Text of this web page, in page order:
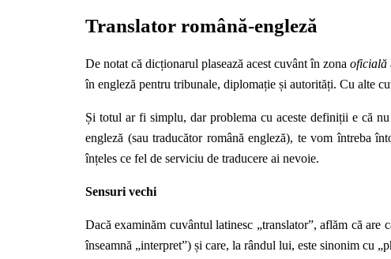
Translator română-engleză
De notat că dicționarul plasează acest cuvânt în zona oficială
în engleză pentru tribunale, diplomație și autorități. Cu alte
Și totul ar fi simplu, dar problema cu aceste definiții e că
engleză (sautraducător română engleză), te vom întreba
înțeles ce fel de serviciu de traducere ai nevoie.
Sensuri vechi
Dacă examinăm cuvântul latinesc „translator”, aflăm că
înseamnă „interpret”) și care, la rândul lui, este sinonim cu